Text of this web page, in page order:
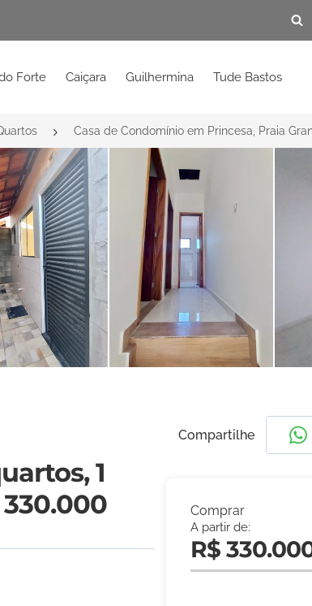
Forte Caiçara Guilhermina Tude Bastos
1
Compartilhe
Comprar
A partir de:
R$